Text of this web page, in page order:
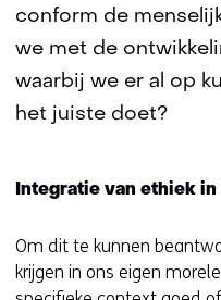
conform de
we met de
waarbij we er al op
het juiste doet?
Integratie van ethiek
Om dit te kunnen
krijgen in ons eigen